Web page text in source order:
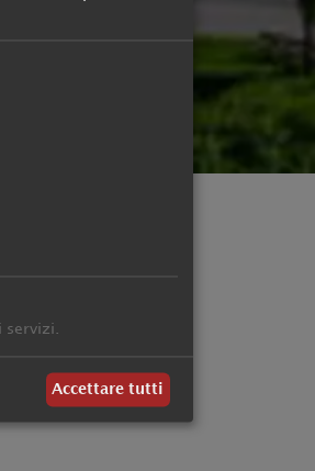
Servizi inclusi
Acconto &
servizi.
Accettare tutti